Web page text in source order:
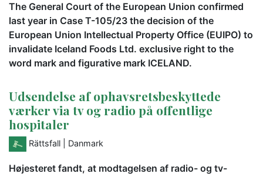
The General Court of the European Union confirmed
last year in Case T-105/23 the decision of the
European Union Intellectual Property Office (EUIPO) to
invalidate Iceland Foods Ltd. exclusive right to the
word mark and figurative mark ICELAND.
Udsendelse af ophavsretsbeskyttede
værker via tv og radio på offentlige
hospitaler
Rättsfall | Danmark
Højesteret fandt, at modtagelsen af radio- og tv-